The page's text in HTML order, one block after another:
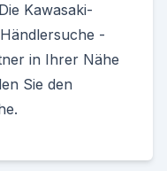
Kawasaki-
-
in Ihrer Nähe
Sie den